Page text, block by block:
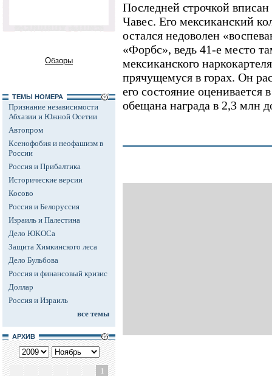
Обзоры
ТЕМЫ НОМЕРА
Признание независимости
Абхазии и Южной Осетии
Автопром
Ксенофобия и неофашизм в
России
Россия и Прибалтика
Исторические версии
Косово
Россия и Белоруссия
Израиль и Палестина
Дело ЮКОСа
Защита Химкинского леса
Дело Бульбова
Россия и финансовый кризис
Доллар
Россия и Израиль
все темы
АРХИВ
1
Последней строчкой
Чавес. Его мексиканский
остался недоволен
«Форбс», ведь 41-е место
мексиканского
прячущемуся в горах. Он
его состояние оценивается
обещана награда в 2,3 млн